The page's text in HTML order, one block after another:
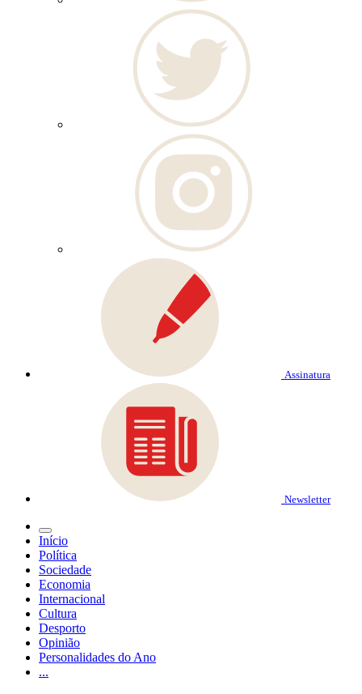
Assinatura
Newsletter
Início
Política
Sociedade
Economia
Internacional
Cultura
Desporto
Opinião
Personalidades do Ano
...